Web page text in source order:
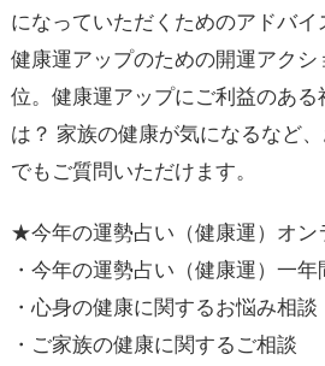
になっていただくためのアドバイ
健康運アップのための開運アク
位。健康運アップにご利益のある
は？ 家族の健康が気になるなど
でもご質問いただけます。
★今年の運勢占い（健康運）オン
・今年の運勢占い（健康運）一
・心身の健康に関するお悩み相談
・ご家族の健康に関するご相談